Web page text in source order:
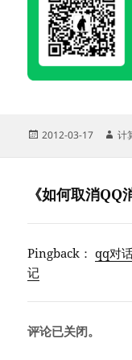
发
2012-03-17
作
计
《如何取消
Pingback：qq对
记
评论已关闭。